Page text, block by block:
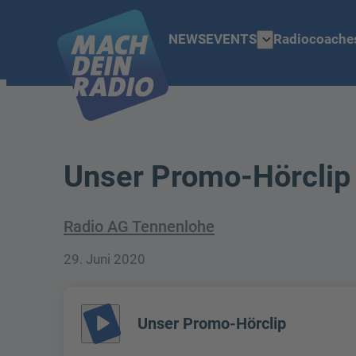
NEWSEVENTS expand_more
Unser Promo-Hörclip
Radio AG Tennenlohe
29. Juni 2020
play_arrow Unser Promo-Hörclip